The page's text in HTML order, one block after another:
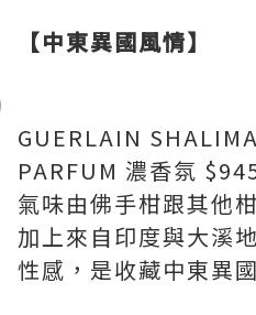
【中東異國風情】
GUERLAIN
PARFUM 濃香氛
氣味由佛手柑跟其他
加上來自印度與大溪
性感，是收藏中東異